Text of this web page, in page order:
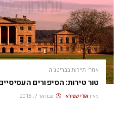
אתרי תיירות בבריטניה
טור טירות: הסיפורים
מאת אודי שפירא פברואר 7, 2018